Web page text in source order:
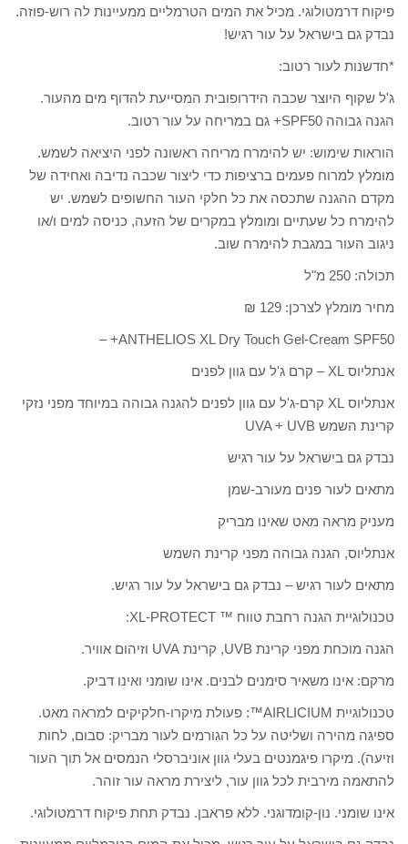
פיקוח דרמטולוגי. מכיל את המים הטרמליים ממעיינות לה רוש-פוזה.
נבדק גם בישראל על עור רגיש!
*חדשנות לעור רטוב:
ג'ל שקוף היוצר שכבה הידרופובית המסייעת להדוף מים מהעור.
הגנה גבוהה SPF50+ גם במריחה על עור רטוב.
הוראות שימוש: יש להימרח מריחה ראשונה לפני היציאה לשמש.
מומלץ למרוח פעמים ברציפות כדי ליצור שכבה נדיבה ואחידה של
מקדם ההגנה שתכסה את כל חלקי העור החשופים לשמש. יש
להימרח כל שעתיים ומומלץ במקרים של הזעה, כניסה למים ו/או
ניגוב העור במגבת להימרח שוב.
תכולה: 250 מ"ל
מחיר מומלץ לצרכן: 129 ₪
ANTHELIOS XL Dry Touch Gel-Cream SPF50+ –
אנתליוס XL – קרם ג'ל עם גוון לפנים
אנתליוס XL קרם-ג'ל עם גוון לפנים להגנה גבוהה במיוחד מפני נזקי
קרינת השמש UVA + UVB
נבדק גם בישראל על עור רגיש
מתאים לעור פנים מעורב-שמן
מעניק מראה מאט שאינו מבריק
אנתליוס, הגנה גבוהה מפני קרינת השמש
מתאים לעור רגיש – נבדק גם בישראל על עור רגיש.
טכנולוגיית הגנה רחבת טווח ™ XL-PROTECT:
הגנה מוכחת מפני קרינת UVB, קרינת UVA וזיהום אוויר.
מרקם: אינו משאיר סימנים לבנים. אינו שומני ואינו דביק.
טכנולוגיית AIRLICIUM™: פעולת מיקרו-חלקיקים למראה מאט.
ספיגה מהירה ושליטה על כל הגורמים לעור מבריק: סבום, לחות
וזיעהׂ). מיקרו פיגמנטים בעלי גוון אוניברסלי הנמסים אל תוך העור
להתאמה מירבית לכל גוון עור, ליצירת מראה עור זוהר.
אינו שומני. נון-קומדוגני. ללא פראבן. נבדק תחת פיקוח דרמטולוגי.